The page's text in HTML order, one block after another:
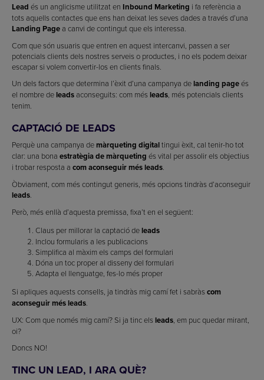
Lead és un anglicisme utilitzat en Inbound Marketing i fa referència a
tots aquells contactes que ens han deixat les seves dades a través d’una
Landing Pagea canvi de contingut que els interessa.
Com que són usuaris que entren en aquest intercanvi, passen a ser
potencials clients dels nostres serveis o productes, i no els podem deixar
escapar si volem convertir-los en clients finals.
Un dels factors que determina l’èxit d’una campanya de landing pageés
el nombre de leadsaconseguits: com més leads , més potencials clients
tenim.
CAPTACIÓ DE LEADS
Perquè una campanya de màrqueting digitaltingui èxit, cal tenir-ho tot
clar: una bona estratègia de màrqueting és vital per assolir els objectius
i trobar resposta a com aconseguir més leads
Òbviament, com més contingut generis, més opcions tindràs d’aconseguir
leads
Però, més enllà d’aquesta premissa, fixa’t en el següent:
Claus per millorar la captació de leads
Inclou formularis a les publicacions
Simplifica al màxim els camps del formulari
Dóna un toc proper al disseny del formulari
Adapta el llenguatge, fes-lo més proper
Si apliques aquests consells, ja tindràs mig camí fet i sabràs com
aconseguir més leads
UX: Com que només mig camí? Si ja tinc els leads , em puc quedar mirant,
oi?
Doncs NO!
TINC UN LEAD, I ARA QUÈ?